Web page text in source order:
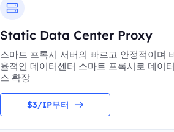
Static Data Center Proxy
스마트 프록시 서버의 빠르고 안정적이며
율적인 데이터센터 스마트 프록시로 데이
스 확장
$3/IP부터